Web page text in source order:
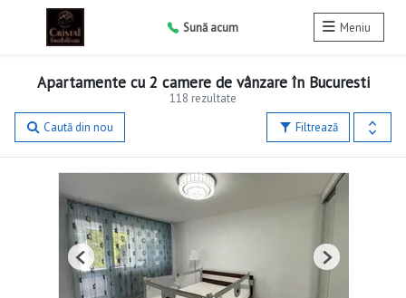
Sună acum Meniu
118 rezultate
Apartamente cu 2 camere de vânzare în Bucuresti
Filtrează
Caută din nou
Previous Next